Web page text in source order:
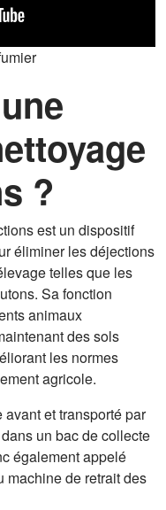
?
est un dispositif
éliminer les déjections
telles que les
Sa fonction
animaux
des sols
les normes
agricole.
et transporté par
un bac de collecte
également appelé
machine de retrait des